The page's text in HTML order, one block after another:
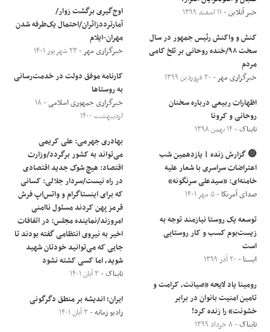
خبر آنلاین- ۱۱ اسفند ۱۳۹۹
کنش و واکنش رئیس جمهور در سال
سخت ۹۸/خنده روحانی بر تلخ کامی
مردم
خبرگزاری مهر- ۲۰ فروردین ۱۳۹۹
اظهارات ربیعی درباره سخنان
روحانی و کرونا
تابناک- ۱۴ بهمن ۱۳۹۸
🔴 گزارش زنده | یازدهمین شب
اعتراضات سراسری با شعار علیه
خامنه‌ای: «سیدعلی سرنگونه»
صدای آمریکا - ۵ مهر ۱۴۰۱
توسعه یک روستا نیازمند توجه به
زیست‌بوم کسب و کار روستایی
است
ایسنا - ۲۰ آذر ۱۳۹۹
رومینا یاد لایحه «صیانت، کرامت و
تامین امنیت بانوان در برابر
خشونت» را زنده کرد!
تابناک- ۸ خرداد ۱۳۹۹
اوج‌گیری برگشت زوار/
آمارترددزائران/احتمال یک‌طرفه شدن
مهران-ایلام
خبرگزاری مهر- ۲۳ شهریور ۱۴۰۱
کارنامه موفق دولت در خدمت‌رسانی
به روستاها
خبرگزاری جمهوری اسلامی - ۱۸
اردیبهشت ۱۴۰۰
بهادری جهرمی: علی کریمی
می‌تواند به کشور برگردد/وزارت
اقتصاد: هیچ شوک جدید اقتصادی
در راه نیست/سردار جلالی: کسانی
که برای اینستاگرام و واتس‌اپ فرش
قرمز پهن کردند مسئول ناامنی
امروزند/نماینده مجلس: در اتفافات
اخیر به نیروی انتظامی گفته بودند تا
جایی که می‌توانید خودتان شهید
شوید، اما کسی کشته نشود
تابناک- ۳ آبان ۱۴۰۱
ایران؛ اندیشه بر منطق دگرگونی‌
رادیو زمانه- ۳ آبان ۱۴۰۱